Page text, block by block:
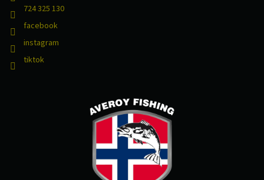
724 325 130
facebook
instagram
tiktok